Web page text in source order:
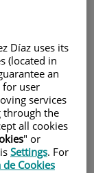
Díaz uses its
(located in
an
for user
services
through the
all cookies
" or
Settings. For
de Cookies